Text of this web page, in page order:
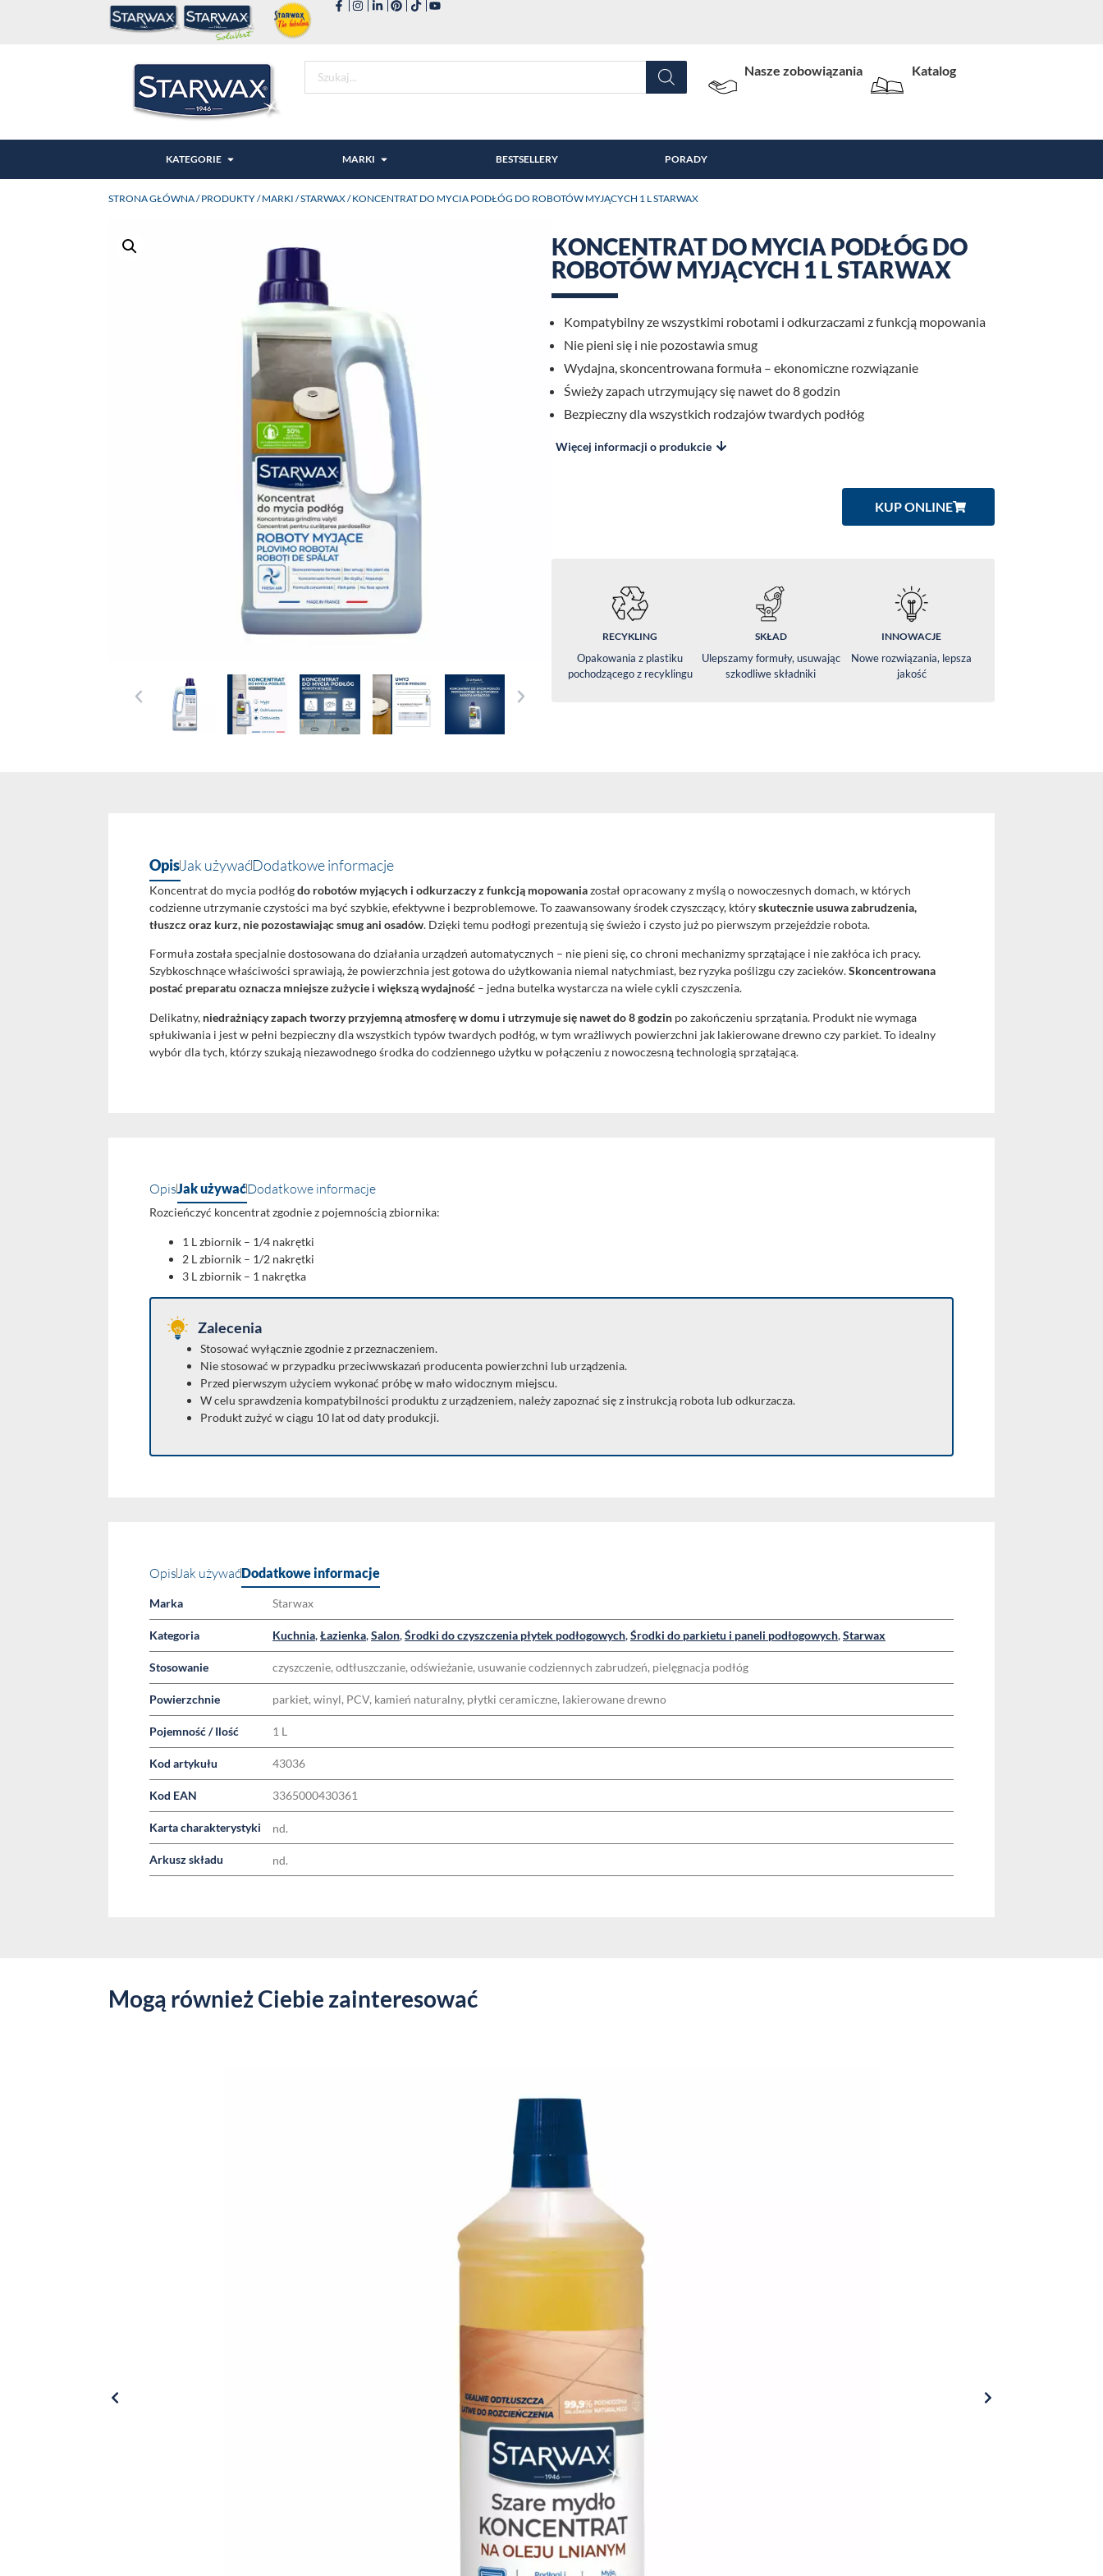
Nasze zobowiązania Katalog
KATEGORIE MARKI BESTSELLERY PORADY
STRONA GŁÓWNA/PRODUKTY/MARKI /STARWAX/ KONCENTRAT DO MYCIA PODŁÓG DO ROBOTÓW MYJĄCYCH 1 L STARWAX
KONCENTRAT DO MYCIA PODŁÓG DO
ROBOTÓW MYJĄCYCH 1 L STARWAX
Kompatybilny ze wszystkimi robotami i odkurzaczami z funkcją mopowania
Nie pieni się i nie pozostawia smug
Wydajna, skoncentrowana formuła – ekonomiczne rozwiązanie
Świeży zapach utrzymujący się nawet do 8 godzin
Bezpieczny dla wszystkich rodzajów twardych podłóg
Więcej informacji o produkcie
KUP ONLINE
RECYKLING
Opakowania z plastiku
pochodzącego z recyklingu
SKŁAD
Ulepszamy formuły, usuwając
szkodliwe składniki
INNOWACJE
Nowe rozwiązania, lepsza
jakość
OpisJak używaćDodatkowe informacje
Koncentrat do mycia podłógdo robotów myjących i odkurzaczy z funkcją mopowaniazostał opracowany z myślą o nowoczesnych domach, w których
codzienne utrzymanie czystości ma być szybkie, efektywne i bezproblemowe. To zaawansowany środek czyszczący, któryskutecznie usuwa zabrudzenia,
tłuszcz oraz kurz, nie pozostawiając smug ani osadów. Dzięki temu podłogi prezentują się świeżo i czysto już po pierwszym przejeździe robota.
Formuła została specjalnie dostosowana do działania urządzeń automatycznych – nie pieni się, co chroni mechanizmy sprzątające i nie zakłóca ich pracy.
Szybkoschnące właściwości sprawiają, że powierzchnia jest gotowa do użytkowania niemal natychmiast, bez ryzyka poślizgu czy zacieków.Skoncentrowana
postać preparatu oznacza mniejsze zużycie i większą wydajność – jedna butelka wystarcza na wiele cykli czyszczenia.
Delikatny, niedrażniący zapach tworzy przyjemną atmosferę w domu i utrzymuje się nawet do 8 godzin po zakończeniu sprzątania. Produkt nie wymaga
spłukiwania i jest w pełni bezpieczny dla wszystkich typów twardych podłóg, w tym wrażliwych powierzchni jak lakierowane drewno czy parkiet. To idealny
wybór dla tych, którzy szukają niezawodnego środka do codziennego użytku w połączeniu z nowoczesną technologią sprzątającą.
OpisJak używaćDodatkowe informacje
Rozcieńczyć koncentrat zgodnie z pojemnością zbiornika:
1 L zbiornik – 1/4 nakrętki
2 L zbiornik – 1/2 nakrętki
3 L zbiornik – 1 nakrętka
Zalecenia
Stosować wyłącznie zgodnie z przeznaczeniem.
Nie stosować w przypadku przeciwwskazań producenta powierzchni lub urządzenia.
Przed pierwszym użyciem wykonać próbę w mało widocznym miejscu.
W celu sprawdzenia kompatybilności produktu z urządzeniem, należy zapoznać się z instrukcją robota lub odkurzacza.
Produkt zużyć w ciągu 10 lat od daty produkcji.
Opis Jak używaćDodatkowe informacje
Marka Starwax
Kategoria Kuchnia,Łazienka,Salon,Środki do czyszczenia płytek podłogowych,Środki do parkietu i paneli podłogowych,Starwax
Stosowanie czyszczenie, odtłuszczanie, odświeżanie, usuwanie codziennych zabrudzeń, pielęgnacja podłóg
Powierzchnie parkiet, winyl, PCV, kamień naturalny, płytki ceramiczne, lakierowane drewno
Pojemność / Ilość 1 L
Kod artykułu 43036
Kod EAN 3365000430361
Karta charakterystyki nd.
Arkusz składu nd.
Mogą również Ciebie zainteresować